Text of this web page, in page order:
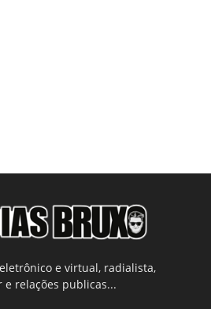
e virtual, radialista,
e relações publicas...